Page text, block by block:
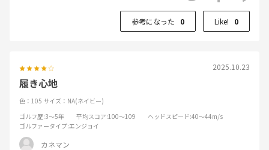
参考になった 0 Like! 0
2025.10.23
履き心地
色：105 サイズ：NA(ネイビー)
ゴルフ歴:3～5年 平均スコア:100～109 ヘッドスピード:40～44m/s
ゴルファータイプ:エンジョイ
カネマン